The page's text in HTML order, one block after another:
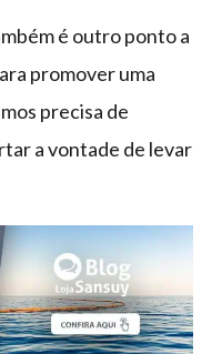
é outro ponto a
promover uma
precisa de
a vontade de levar